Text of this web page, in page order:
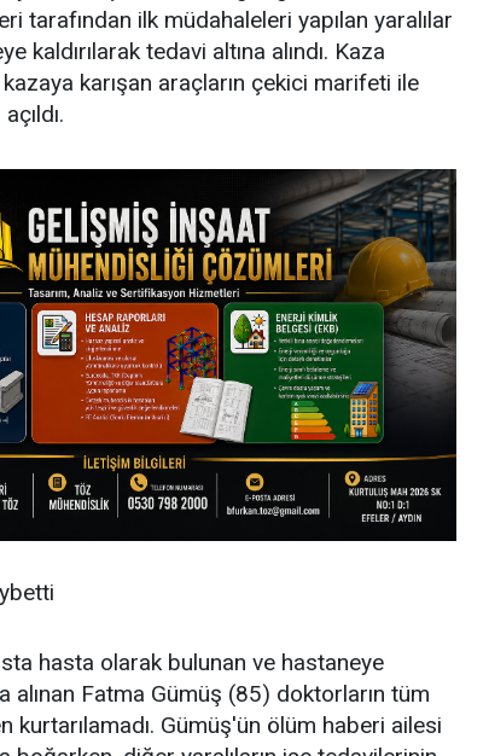
tarafından ilk müdahaleleri yapılan yaralılar
kaldırılarak tedavi altına alındı. Kaza
karışan araçların çekici marifeti ile
hasta olarak bulunan ve hastaneye
alınan Fatma Gümüş (85) doktorların tüm
kurtarılamadı. Gümüş'ün ölüm haberi ailesi